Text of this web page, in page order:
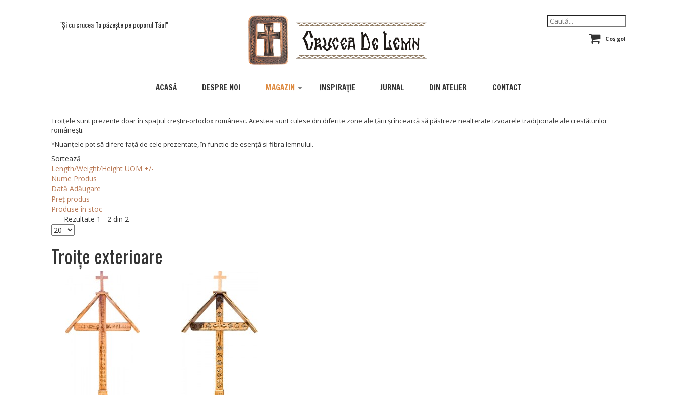
"Și cu crucea Ta păzește pe poporul Tău!"
Coș gol
ACASĂ DESPRE NOI MAGAZIN INSPIRAȚIE JURNAL DIN ATELIER CONTACT
Troițele sunt prezente doar în spațiul creștin-ortodox românesc. Acestea sunt culese din diferite zone ale țării și încearcă să păstreze nealterate izvoarele tradiționale ale crestăturilor
românești.
*Nuanțele pot să difere față de cele prezentate, în functie de esență si fibra lemnului.
Sortează
Length/Weight/Height UOM +/-
Nume Produs
Dată Adăugare
Preț produs
Produse în stoc
Rezultate 1 - 2 din 2
Troițe exterioare